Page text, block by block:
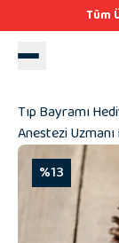
Tüm
Tıp Bayramı
Anestezi
%13